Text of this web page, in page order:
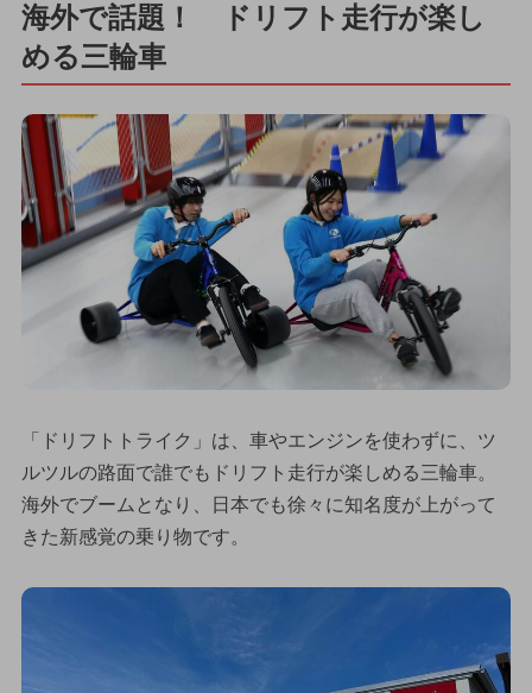
海外で話題！ ドリフト走行が楽し
める三輪車
「ドリフトトライク」は、車やエンジンを使わずに、ツ
ルツルの路面で誰でもドリフト走行が楽しめる三輪車。
海外でブームとなり、日本でも徐々に知名度が上がって
きた新感覚の乗り物です。